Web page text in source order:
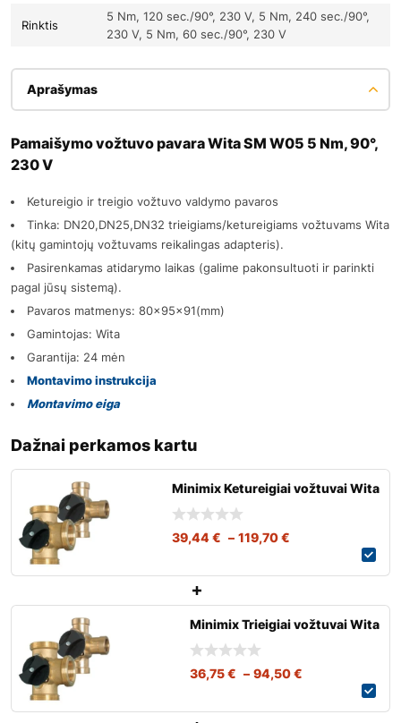
Rinktis
5 Nm, 120 sec./90°, 230 V, 5 Nm, 240 sec./90°,
230 V, 5 Nm, 60 sec./90°, 230 V
Aprašymas
Pamaišymo vožtuvo pavara Wita SM W05 5 Nm, 90°,
230 V
Ketureigio ir treigio vožtuvo valdymo pavaros
Tinka: DN20,DN25,DN32 trieigiams/ketureigiams vožtuvams Wita
(kitų gamintojų vožtuvams reikalingas adapteris).
Pasirenkamas atidarymo laikas (galime pakonsultuoti ir parinkti
pagal jūsų sistemą).
Pavaros matmenys: 80x95x91(mm)
Gamintojas: Wita
Garantija: 24 mėn
Montavimo instrukcija
Montavimo eiga
Dažnai perkamos kartu
Minimix Ketureigiai vožtuvai Wita
39,44€ – 119,70€
Minimix Trieigiai vožtuvai Wita
36,75€ – 94,50€